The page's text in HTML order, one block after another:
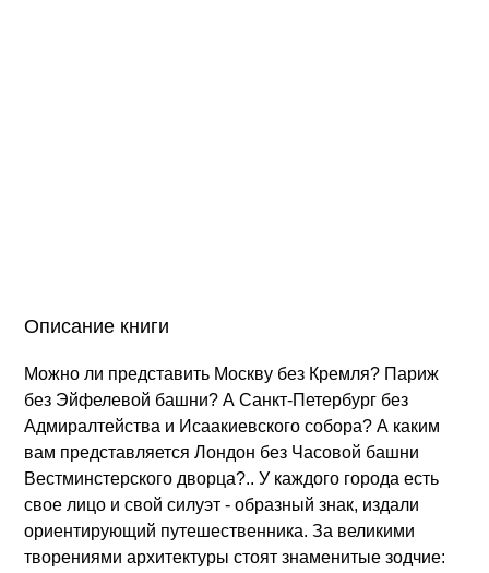
Описание книги
Можно ли представить Москву без Кремля? Париж
без Эйфелевой башни? А Санкт-Петербург без
Адмиралтейства и Исаакиевского собора? А каким
вам представляется Лондон без Часовой башни
Вестминстерского дворца?.. У каждого города есть
свое лицо и свой силуэт - образный знак, издали
ориентирующий путешественника. За великими
творениями архитектуры стоят знаменитые зодчие: